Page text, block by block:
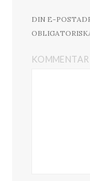
DIN E-
KOMMENTAR